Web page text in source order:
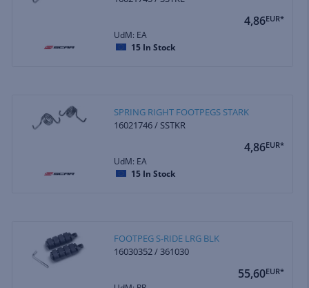
4,86EUR*
UdM: EA
15 In Stock
SPRING RIGHT FOOTPEGS STARK
16021746 / SSTKR
4,86EUR*
UdM: EA
15 In Stock
FOOTPEG S-RIDE LRG BLK
16030352 / 361030
55,60EUR*